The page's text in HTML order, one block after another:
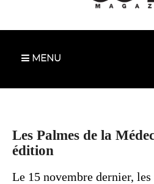
MENU
Les Palmes de la
édition
Le 15 novembre dernier, les